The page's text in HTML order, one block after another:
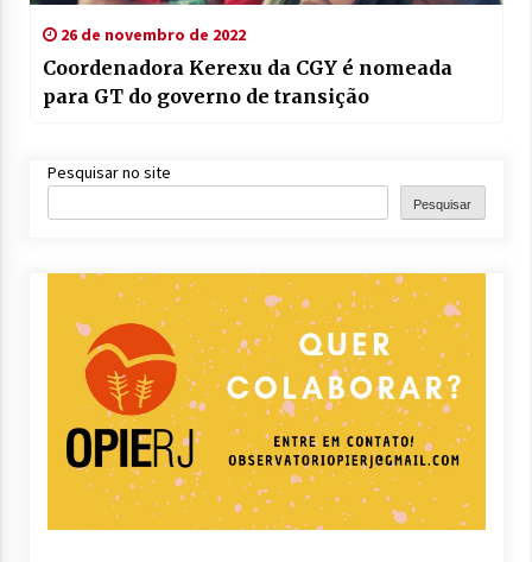
26 de novembro de 2022
Coordenadora Kerexu da CGY é nomeada
para GT do governo de transição
Pesquisar no site
Pesquisar